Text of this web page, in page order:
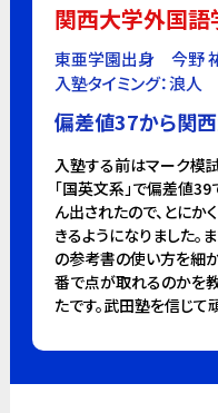
関西大学外国語
東亜学園出身 今野
入塾タイミング：浪
偏差値37から関
入塾する前はマーク模
「国英文系」で偏差値39
ん出されたので、とにか
きるようになりました。
の参考書の使い方を細
番で点が取れるのかを
たです。武田塾を信じて